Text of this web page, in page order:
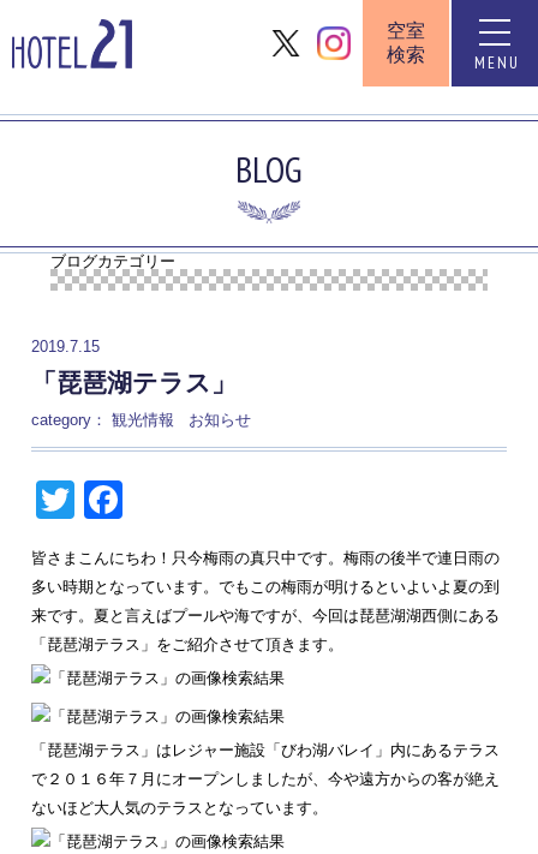
toggle
MENU
空室
検索
BLOG
ブログカテゴリー
2019.7.15
「琵琶湖テラス」
category： 観光情報 お知らせ
Twitter
皆さまこんにちわ！只今梅雨の真只中です。梅雨の後半で連日雨の
多い時期となっています。でもこの梅雨が明けるといよいよ夏の到
来です。夏と言えばプールや海ですが、今回は琵琶湖湖西側にある
「琵琶湖テラス」をご紹介させて頂きます。
「琵琶湖テラス」はレジャー施設「びわ湖バレイ」内にあるテラス
で２０１６年７月にオープンしましたが、今や遠方からの客が絶え
ないほど大人気のテラスとなっています。